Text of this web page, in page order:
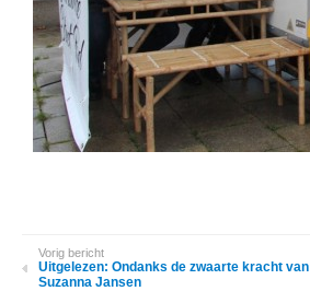
Vorig bericht
Uitgelezen: Ondanks de zwaarte kracht van
Suzanna Jansen